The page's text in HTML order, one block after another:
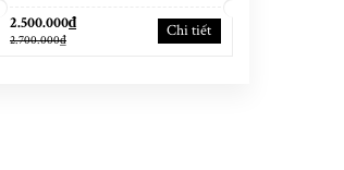
2.500.000₫
2.700.000₫ Chi tiết